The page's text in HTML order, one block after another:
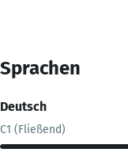
Sprachen
Deutsch
C1 (Fließend)